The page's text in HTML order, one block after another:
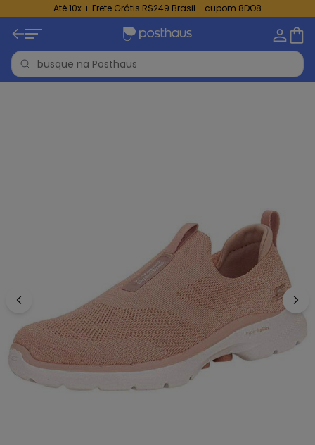
Até 10x + Frete Grátis R$249 Brasil - cupom 8DO8